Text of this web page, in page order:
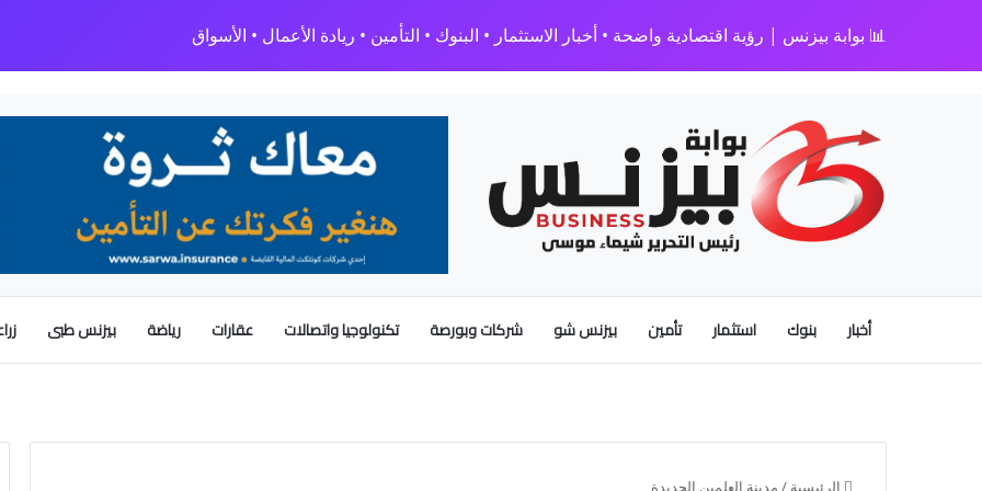
📊 بوابة بيزنس | رؤية اقتصادية واضحة • أخبار الاستثمار • البنوك • التأمين • ريادة الأعمال • الأسواق
أخبار بنوك استثمار تأمين بيزنس شو شركات وبورصة تكنولوجيا واتصالات عقارات رياضة بيزنس طبى
الرئيسية / مدينة العلمين الجديدة